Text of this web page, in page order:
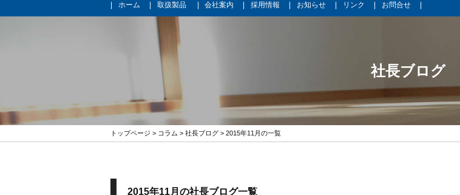
ホーム 取扱製品 会社案内 採用情報 お知らせ リンク お問合せ
社長ブログ
トップページ > コラム > 社長ブログ > 2015年11月の一覧
2015年11月の社長ブログ一覧